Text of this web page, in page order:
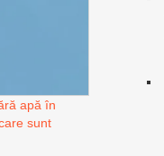
apă în
sunt